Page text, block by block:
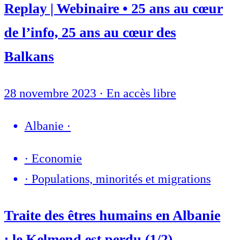
Replay | Webinaire • 25 ans au cœur
de l’info, 25 ans au cœur des
Balkans
28 novembre 2023 · En accès libre
Albanie ·
· Economie
· Populations, minorités et migrations
Traite des êtres humains en Albanie